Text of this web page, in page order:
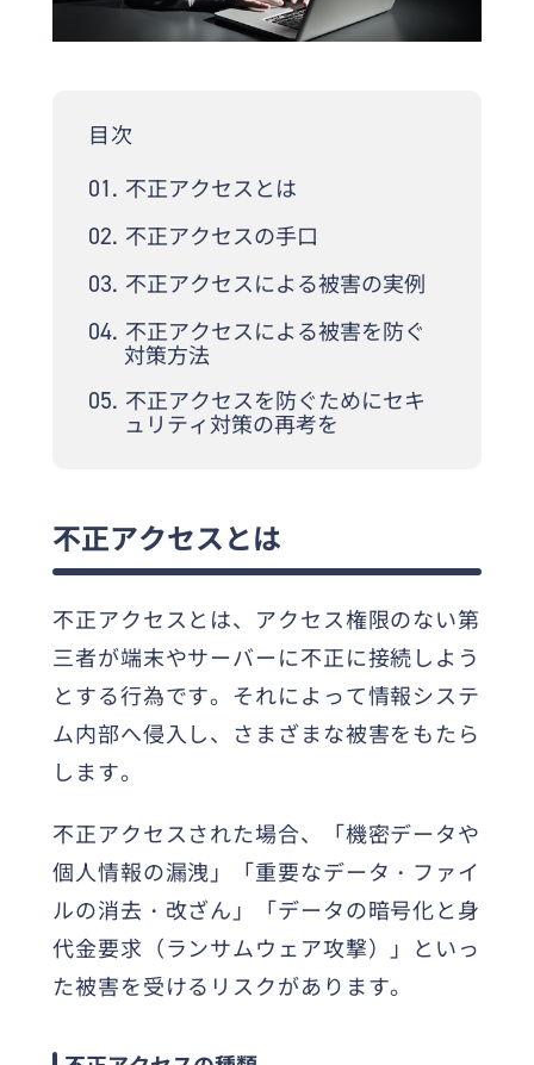
目次
不正アクセスとは
不正アクセスの手口
不正アクセスによる被害の実例
不正アクセスによる被害を防ぐ
対策方法
不正アクセスを防ぐためにセキ
ュリティ対策の再考を
不正アクセスとは
不正アクセスとは、アクセス権限のない第
三者が端末やサーバーに不正に接続しよう
とする行為です。それによって情報システ
ム内部へ侵入し、さまざまな被害をもたら
します。
不正アクセスされた場合、「機密データや
個人情報の漏洩」「重要なデータ・ファイ
ルの消去・改ざん」「データの暗号化と身
代金要求（ランサムウェア攻撃）」といっ
た被害を受けるリスクがあります。